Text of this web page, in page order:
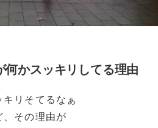
何かスッキリしてる理由
キリそてるなぁ
、その理由が